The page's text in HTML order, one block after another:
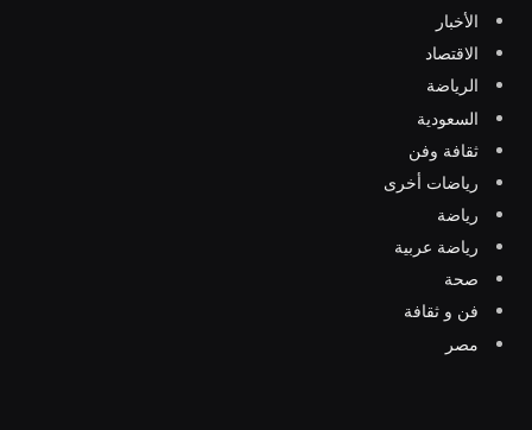
الأخبار
الاقتصاد
الرياضة
السعودية
ثقافة وفن
رياضات أخرى
رياضة
رياضة عربية
صحة
فن و ثقافة
مصر